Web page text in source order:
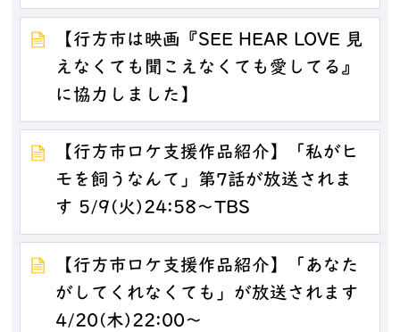
【行方市は映画『SEE HEAR LOVE 見
えなくても聞こえなくても愛してる』
に協力しました】
【行方市ロケ支援作品紹介】「私がヒ
モを飼うなんて」第7話が放送されま
す 5/9(火)24:58～TBS
【行方市ロケ支援作品紹介】「あなた
がしてくれなくても」が放送されます
4/20(木)22:00～